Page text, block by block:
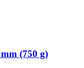
(750 g)